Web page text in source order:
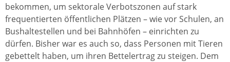
bekommen, um sektorale Verbotszonen auf stark
frequentierten öffentlichen Plätzen – wie vor Schulen, an
Bushaltestellen und bei Bahnhöfen – einrichten zu
dürfen. Bisher war es auch so, dass Personen mit Tieren
gebettelt haben, um ihren Bettelertrag zu steigen. Dem